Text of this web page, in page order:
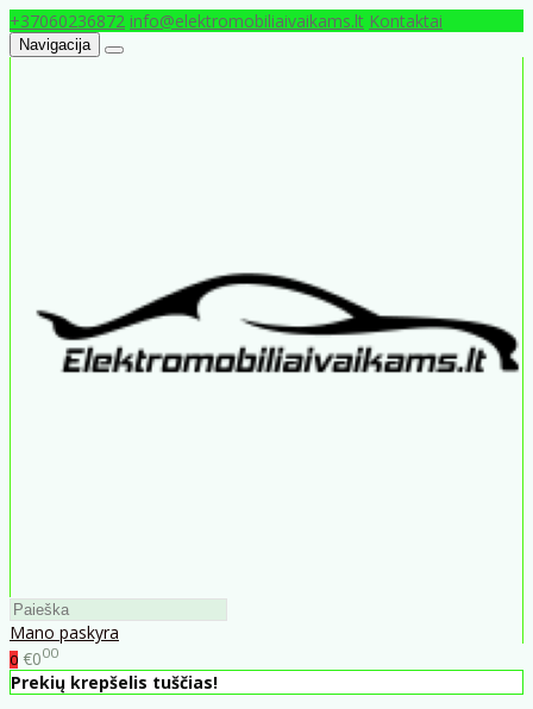
+37060236872 info@elektromobiliaivaikams.lt Kontaktai
Navigacija
Mano paskyra
0 €000
Prekių krepšelis tuščias!